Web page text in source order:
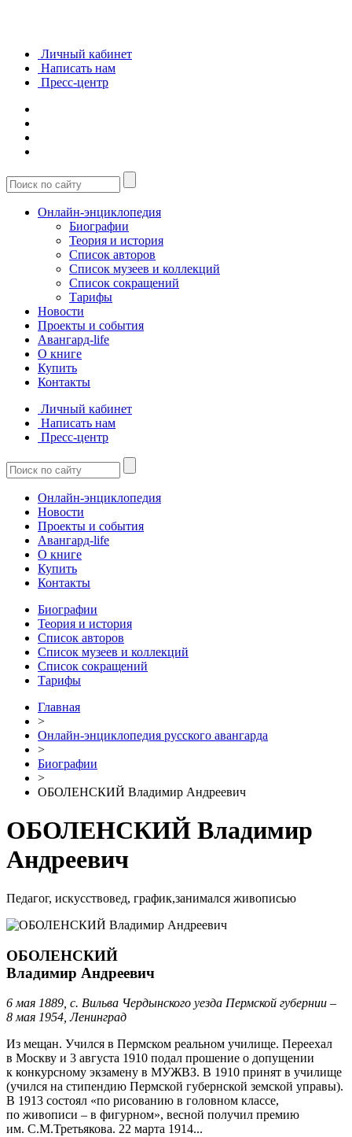
Личный кабинет
Написать нам
Пресс-центр
Онлайн-энциклопедия
Биографии
Теория и история
Список авторов
Список музеев и коллекций
Список сокращений
Тарифы
Новости
Проекты и события
Авангард-life
О книге
Купить
Контакты
Личный кабинет
Написать нам
Пресс-центр
Онлайн-энциклопедия
Новости
Проекты и события
Авангард-life
О книге
Купить
Контакты
Биографии
Теория и история
Список авторов
Список музеев и коллекций
Список сокращений
Тарифы
Главная
>
Онлайн-энциклопедия русского авангарда
>
Биографии
>
ОБОЛЕНСКИЙ Владимир Андреевич
ОБОЛЕНСКИЙ Владимир
Андреевич
Педагог, искусствовед, график,занимался живописью
ОБОЛЕНСКИЙ
Владимир Андреевич
6 мая 1889, с. Вильва Чердынского уезда Пермской губернии –
8 мая 1954, Ленинград
Из мещан. Учился в Пермском реальном училище. Переехал
в Москву и 3 августа 1910 подал прошение о допущении
к конкурсному экзамену в МУЖВЗ. В 1910 принят в училище
(учился на стипендию Пермской губернской земской управы).
В 1913 состоял «по рисованию в головном классе,
по живописи – в фигурном», весной получил премию
им. С.М.Третьякова. 22 марта 1914...